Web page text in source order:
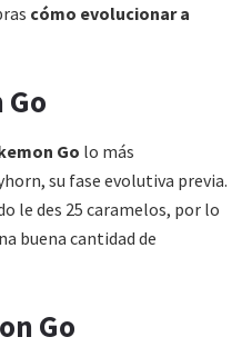
cómo evolucionar a
Go
Go lo más
su fase evolutiva previa.
le des 25 caramelos, por lo
buena cantidad de
Go